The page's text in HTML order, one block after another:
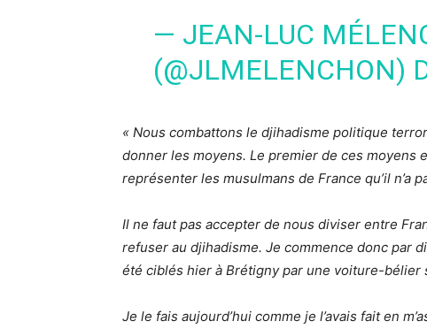
— JEAN-LUC
(@JLMELENCHON)
« Nous combattons le djihadisme politique
donner les moyens. Le premier de ces moyens
représenter les musulmans de France qu’il n’a
Il ne faut pas accepter de nous diviser entre
refuser au djihadisme. Je commence donc par
été ciblés hier à Brétigny par une voiture-bélier
Je le fais aujourd’hui comme je l’avais fait en